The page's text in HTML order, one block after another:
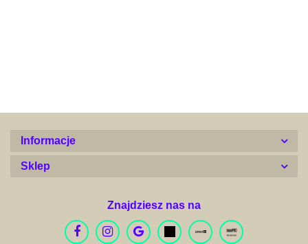
Informacje
Sklep
Znajdziesz nas na